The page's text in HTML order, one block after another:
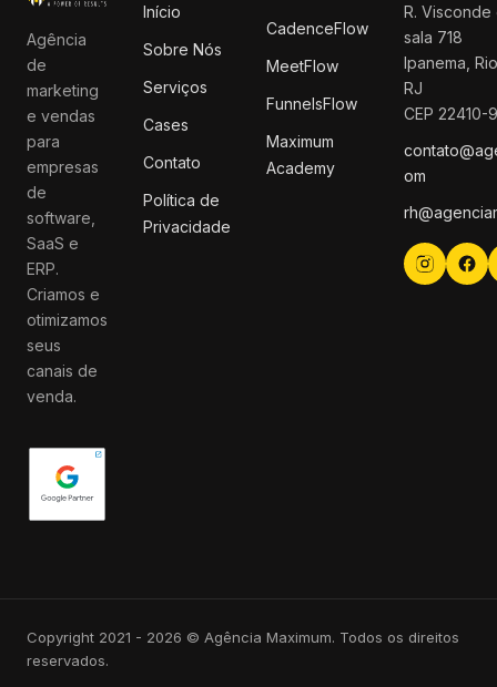
Agência
de
marketing
e vendas
para
empresas
de
software,
SaaS e
ERP.
Criamos e
otimizamos
seus
canais de
venda.
Início
Sobre Nós
Serviços
Cases
Contato
Política de
Privacidade
CadenceFlow
MeetFlow
FunnelsFlow
Maximum
Academy
R.
sala 718
Ipanema,
RJ
CEP 22410-
om
Copyright 2021 - 2026 © Agência Maximum. Todos os direitos
reservados.